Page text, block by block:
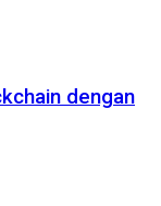
dengan